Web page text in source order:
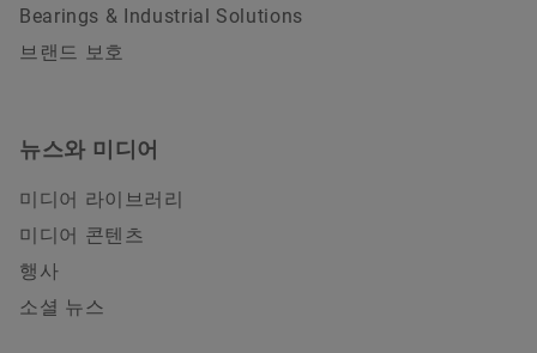
Bearings & Industrial Solutions
브랜드 보호
뉴스와 미디어
미디어 라이브러리
미디어 콘텐츠
행사
소셜 뉴스